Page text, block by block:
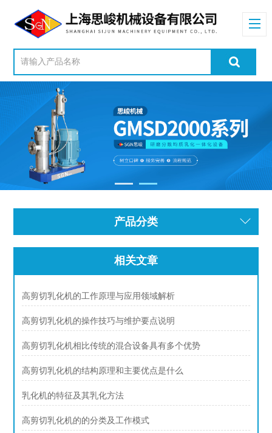
产品分类
相关文章
高剪切乳化机的工作原理与应用领域解析
高剪切乳化机的操作技巧与维护要点说明
高剪切乳化机相比传统的混合设备具有多个优势
高剪切乳化机的结构原理和主要优点是什么
乳化机的特征及其乳化方法
高剪切乳化机的的分类及工作模式